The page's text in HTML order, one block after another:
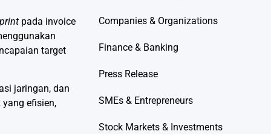
pada invoice
target
jaringan, dan
efisien,
Companies & Organizations
Finance & Banking
Press Release
SMEs & Entrepreneurs
Stock Markets & Investments